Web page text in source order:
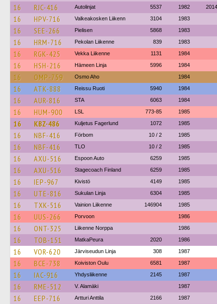
16
RJC-416 Autolinjat 5537 1982 2014
16 HPV-716 Valkeakosken Liikenn 3104 1983
16 SEE-266 Pielisen 5868 1983
16 HRM-716 Pekolan Liikenne 839 1983
16 RGK-425 Vekka Liikenne 1131 1984
16 HSH-216 Hämeen Linja 5996 1984
16 OMP-759 Osmo Aho 1984
16 ATK-888 Reissu Ruoti 5940 1984
16 AUR-816 STA 6063 1984
16 HUM-900 LSL 773-85 1985
16 KBZ-486 Kuljetus Fagerlund 1072 1985
16 NBF-416 Förbom 10 / 2 1985
16 NBF-416 TLO 10 / 2 1985
16 AXU-516 Espoon Auto 6259 1985
16 AXU-516 Stagecoach Finland 6259 1985
16 IEP-967 Kivistö 4149 1985
16 UTE-816 Sukulan Linja 6304 1985
16 TXK-516 Vainion Liikenne 146904 1985
16 UUS-266 Porvoon 1986
16 ONT-325 Liikenne Norppa 1986
16 TOB-151 MatkaPeura 2020 1986
16 VOR-620 Järviseudun Linja 308 1987
16 BCE-738 Koiviston Oulu 6581 1987
16 IAC-916 Yhdysliikenne 2145 1987
16 RME-512 V. Alamäki 1987
16 EEP-716 Artturi Anttila 2166 1987